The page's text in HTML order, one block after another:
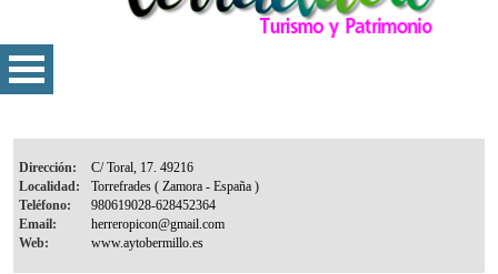
Dirección:
Localidad:
Teléfono:
Email:
Web: